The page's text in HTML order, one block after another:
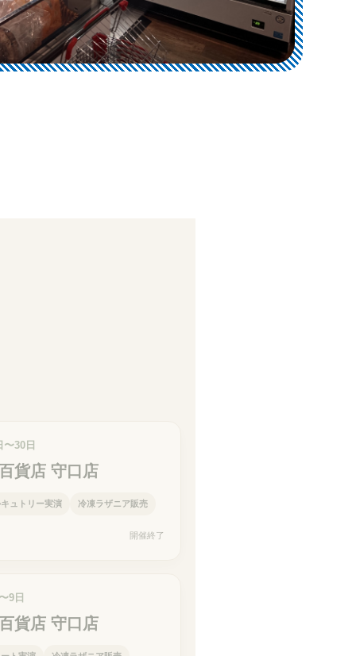
〜30日
貨店 守口店
ュトリー実演 冷凍ラザニア販売
開催終了
9日
貨店 守口店